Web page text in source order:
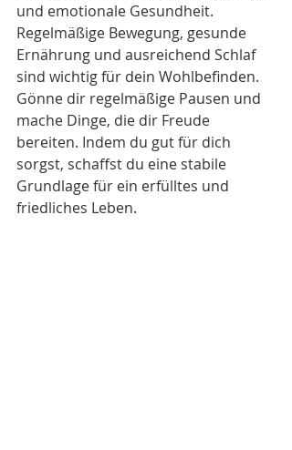
und emotionale Gesundheit.
Regelmäßige Bewegung, gesunde
Ernährung und ausreichend Schlaf
sind wichtig für dein Wohlbefinden.
Gönne dir regelmäßige Pausen und
mache Dinge, die dir Freude
bereiten. Indem du gut für dich
sorgst, schaffst du eine stabile
Grundlage für ein erfülltes und
friedliches Leben.